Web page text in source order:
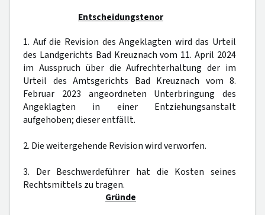
Entscheidungstenor
1. Auf die Revision des Angeklagten wird das Urteil
des Landgerichts Bad Kreuznach vom 11. April 2024
im Ausspruch über die Aufrechterhaltung der im
Urteil des Amtsgerichts Bad Kreuznach vom 8.
Februar 2023 angeordneten Unterbringung des
Angeklagten in einer Entziehungsanstalt
aufgehoben; dieser entfällt.
2. Die weitergehende Revision wird verworfen.
3. Der Beschwerdeführer hat die Kosten seines
Rechtsmittels zu tragen.
Gründe